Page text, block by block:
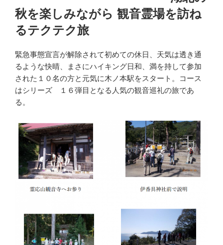
秋を楽しみながら 観音霊場を訪ね
るテクテク旅
緊急事態宣言が解除されて初めての休日、天気は透き通
るような快晴、まさにハイキング日和、満を持して参加
された１０名の方と元気に木ノ本駅をスタート。コース
はシリーズ １６弾目となる人気の観音巡礼の旅であ
る。